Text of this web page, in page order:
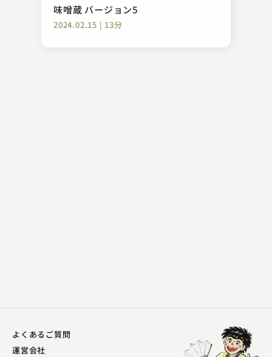
味噌蔵 バージョン5
2024.02.15 | 13分
2023.12.07 | 14分
よくあるご質問
運営会社